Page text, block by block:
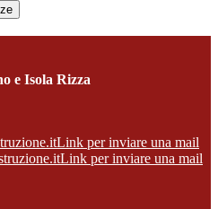
e Isola Rizza
Link per inviare una mail
Link per inviare una mail